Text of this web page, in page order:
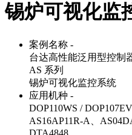
锡炉可视化监
案例名称 -
台达高性能泛用型控制
AS 系列
锡炉可视化监控系统
应用机种 -
DOP110WS /
AS16AP11R-A、
DTA4848